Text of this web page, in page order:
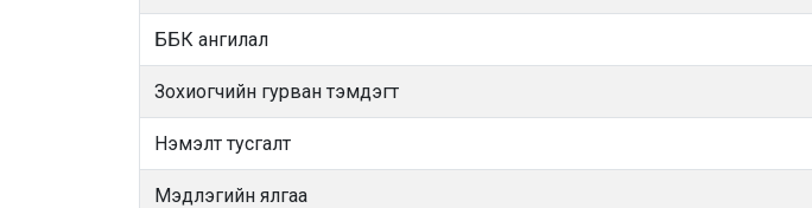
ББК ангилал
Зохиогчийн гурван тэмдэгт
Нэмэлт тусгалт
Мэдлэгийн ялгаа